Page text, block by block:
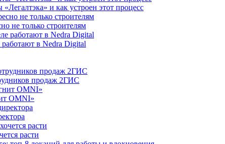
и как устроен этот процесс
не только строителям
в Nedra Digital
продаж 2ГИС
OMNI»
расти